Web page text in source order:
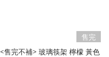
售完
<售完不補> 玻璃筷架 檸檬 黃色